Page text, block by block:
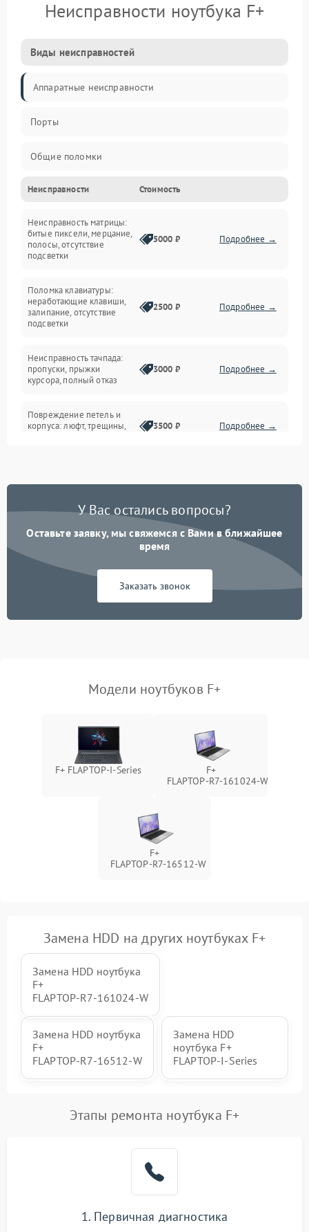
Неисправности ноутбука F+
Виды неисправностей
Аппаратные неисправности
Порты
Общие поломки
Устройства
Программные ошибки
Электрические и системные сбои
Интерфейсные проблемы
Батарея
Сеть и интернет
Неисправности Стоимость
Неисправность матрицы:
битые пиксели, мерцание,
полосы, отсутствие
подсветки
5000 ₽ Подробнее →
Поломка клавиатуры:
неработающие клавиши,
залипание, отсутствие
подсветки
2500 ₽ Подробнее →
Неисправность тачпада:
пропуски, прыжки
курсора, полный отказ
3000 ₽ Подробнее →
Повреждение петель и
корпуса: люфт, трещины,
3500 ₽ Подробнее →
быстрая разрядка,
2500 ₽ Подробнее →
Неисправность зарядного
питания
2000 ₽ Подробнее →
неисправности кулера
пропадание диска
оперативной памяти:
вылеты приложений,
синие экраны
У Вас остались вопросы?
Оставьте заявку, мы свяжемся с Вами в ближайшее
время
Заказать звонок
Модели ноутбуков F+
F+ FLAPTOP-I-Series
F+
FLAPTOP‑R7‑161024‑W
F+
FLAPTOP‑R7‑16512‑W
Замена HDD на других ноутбуках F+
Замена HDD ноутбука
F+
FLAPTOP‑R7‑161024‑W
Замена HDD ноутбука
F+
FLAPTOP‑R7‑16512‑W
Замена HDD
ноутбука F+
FLAPTOP-I-Series
Этапы ремонта ноутбука F+
1. Первичная диагностика